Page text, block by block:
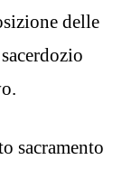
delle
sacramento